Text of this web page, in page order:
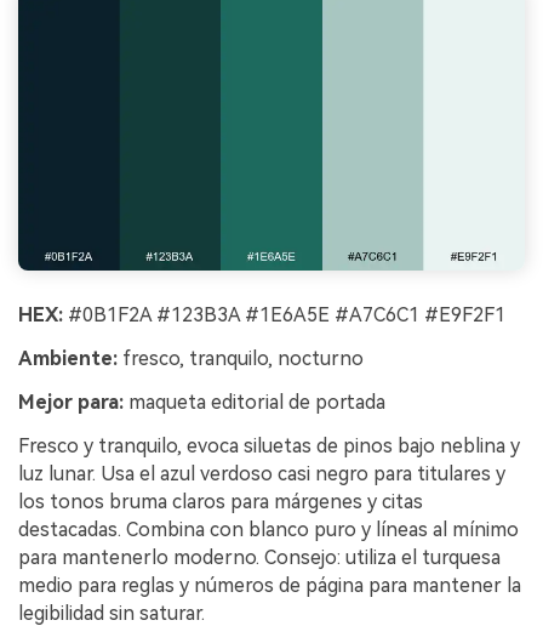
HEX: #0B1F2A #123B3A #1E6A5E #A7C6C1 #E9F2F1
Ambiente: fresco, tranquilo, nocturno
Mejor para: maqueta editorial de portada
Fresco y tranquilo, evoca siluetas de pinos bajo neblina y
luz lunar. Usa el azul verdoso casi negro para titulares y
los tonos bruma claros para márgenes y citas
destacadas. Combina con blanco puro y líneas al mínimo
para mantenerlo moderno. Consejo: utiliza el turquesa
medio para reglas y números de página para mantener la
legibilidad sin saturar.